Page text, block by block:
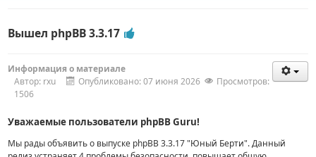
Вышел phpBB 3.3.17
Информация о материале
Автор: rxu Опубликовано: 07 июня 2026
Просмотров:
1506
Уважаемые пользователи phpBB Guru!
Мы рады объявить о выпуске phpBB 3.3.17 "Юный Берти".Данный